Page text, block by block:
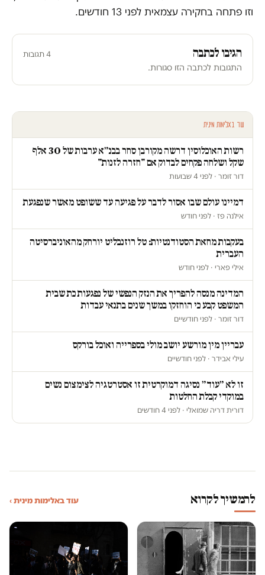
וזו פתחה בחקירה עצמאית לפני 13 חודשים.
הגיבו לכתבה 4 תגובות
התגובות לכתבה הזו סגורות.
עוד באלימות מינית
רשות האוכלוסין דרשה מקורבן סחר בבנ״א ערבות של 30 אלף
שקל ושלחה פקחים לבדוק אם "חזרה לזנות"
דור זומר · לפני 4 שבועות
דמיינו עולם שבו אסור לדבר על פגיעה עד ששופט מאשר שנפגעת
אילנה פז · לפני חודש
בעקבות מחאת הסטודנטיות: טל רוזנבליט יורחק מהאוניברסיטה
העברית
אילי פארי · לפני חודש
המדינה מנסה להפריך את הנזק הנפשי של נפגעות כת שבית
המשפט קבע כי הוחזקו במשך שנים בתנאי עבדות
דור זומר · לפני חודשיים
עבריין מין מורשע יושב מולי בספרייה ואוכל בורקס
עילי אבידר · לפני חודשיים
זו לא ״עוד״ נסיגה דמוקרטית זו אסטרטגיה לצימצום נשים
במוקדי קבלת החלטות
דורית דריה שמואלי · לפני 4 חודשים
להמשיך לקרוא עוד באלימות מינית ›